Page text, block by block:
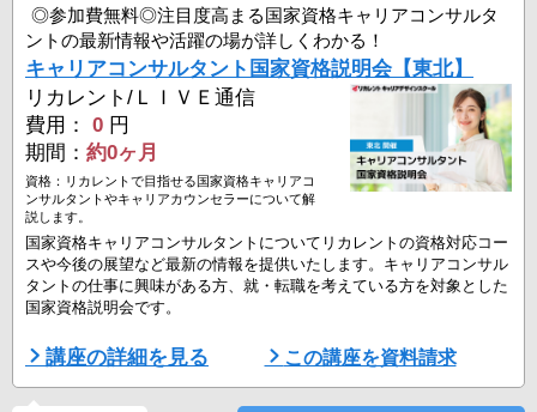
8月29日（土）10:00-12:30
▼リカレント京都教室
8月8日（土）14:00-16:30
8月2 ...
◎参加費無料◎注目度高まる国家資格キャリアコンサルタ
ントの最新情報や活躍の場が詳しくわかる！
キャリアコンサルタント国家資格説明会【東北】
リカレント/ＬＩＶＥ通信
費用：
0 円
期間： 約0ヶ月
資格：リカレントで目指せる国家資格キャリアコ
ンサルタントやキャリアカウンセラーについて解
説します。
国家資格キャリアコンサルタントについてリカレントの資格対応コー
スや今後の展望など最新の情報を提供いたします。キャリアコンサル
タントの仕事に興味がある方、就・転職を考えている方を対象とした
国家資格説明会です。
■資格説明会開催日
▼リカレント仙台教室
8月9日（日）13:30-16:00
講座の詳細を見る この講座を資料請求